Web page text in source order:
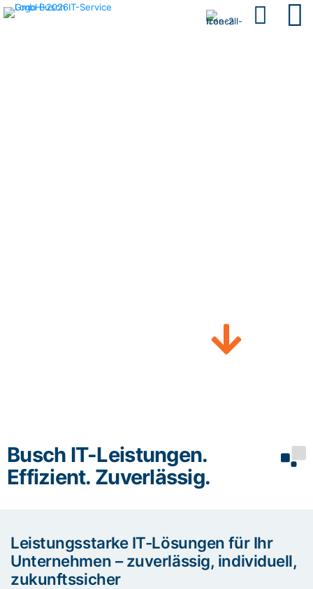
Busch IT-Leistungen.
Effizient. Zuverlässig.
Leistungsstarke IT-Lösungen für Ihr
Unternehmen – zuverlässig, individuell,
zukunftssicher